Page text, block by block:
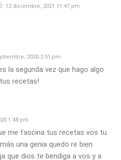
12 diciembre, 2021 11:47 pm
2020 2:51 pm
la segunda vez que hago algo
recetas!
1:48 pm
me fascina tus recetas vos tu
una genia quedo re bien
que dios te bendiga a vos y a